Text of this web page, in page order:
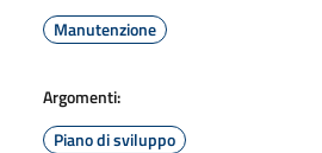
Manutenzione
Argomenti:
Piano di sviluppo